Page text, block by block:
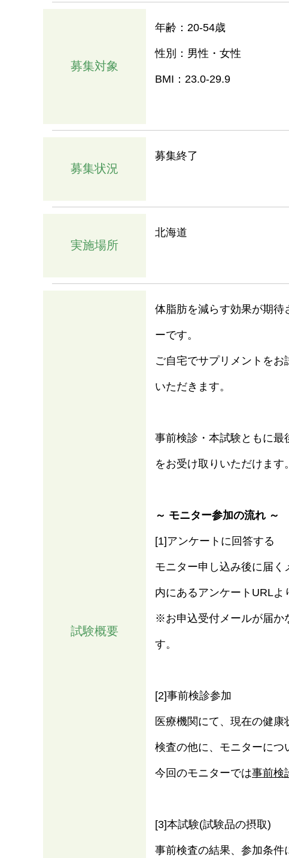
募集対象
年齢：20-54歳
性別：男性・女性
BMI：23.0-29.9
募集状況
募集終了
実施場所
北海道
試験概要
体脂肪を減らす効果が期
ーです。
ご自宅でサプリメントを
いただきます。
事前検診・本試験ともに最
をお受け取りいただけます。
～ モニター参加の流れ ～
[1]アンケートに回答する
モニター申し込み後に届く
内にあるアンケートURLよ
※お申込受付メールが届か
す。
[2]事前検診参加
医療機関にて、現在の健康
検査の他に、モニターにつ
今回のモニターでは事前検
[3]本試験(試験品の摂取)
事前検査の結果、参加条